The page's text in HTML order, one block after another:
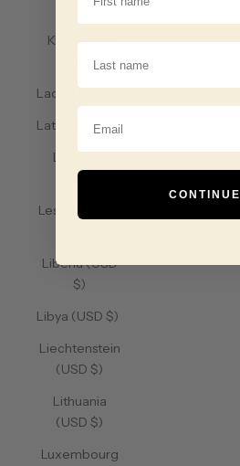
Kyrgyzstan
(USD $)
Laos (USD $)
Latvia (USD $)
Lebanon
(USD $)
Lesotho (USD
Liberia (USD
$)
Libya (USD $)
Liechtenstein
(USD $)
Lithuania
(USD $)
Luxembourg
Last Name
Email
CONTINUE